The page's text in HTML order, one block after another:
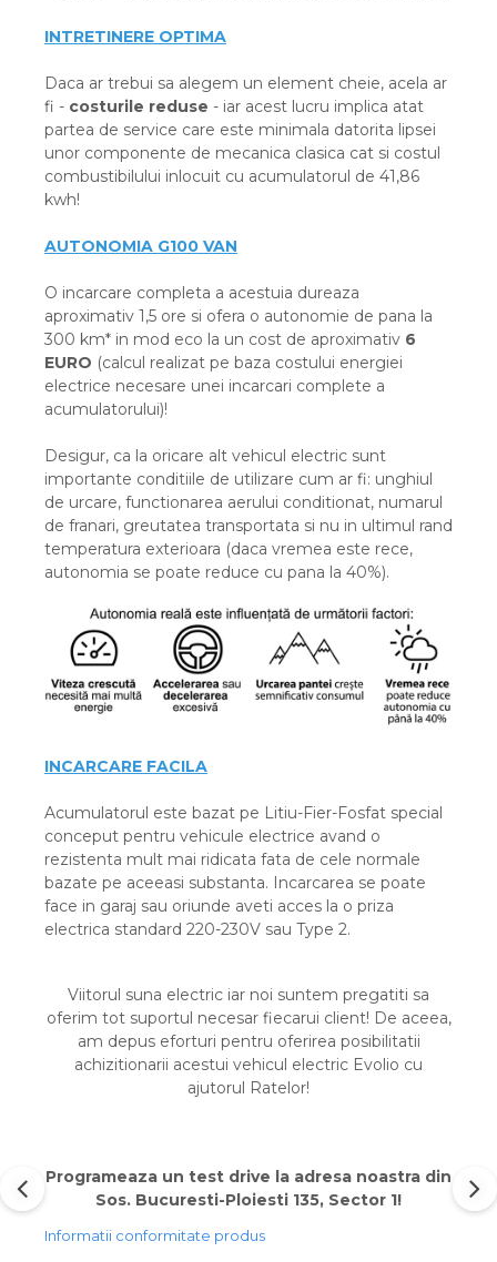
INTRETINERE OPTIMA
Daca ar trebui sa alegem un element cheie, acela ar
fi - costurile reduse - iar acest lucru implica atat
partea de service care este minimala datorita lipsei
unor componente de mecanica clasica cat si costul
combustibilului inlocuit cu acumulatorul de 41,86
kwh!
AUTONOMIA G100 VAN
O incarcare completa a acestuia dureaza
aproximativ 1,5 ore si ofera o autonomie de pana la
300 km* in mod eco la un cost de aproximativ 6
EURO (calcul realizat pe baza costului energiei
electrice necesare unei incarcari complete a
acumulatorului)!
Desigur, ca la oricare alt vehicul electric sunt
importante conditiile de utilizare cum ar fi: unghiul
de urcare, functionarea aerului conditionat, numarul
de franari, greutatea transportata si nu in ultimul rand
temperatura exterioara (daca vremea este rece,
autonomia se poate reduce cu pana la 40%).
INCARCARE FACILA
Acumulatorul este bazat pe Litiu-Fier-Fosfat special
conceput pentru vehicule electrice avand o
rezistenta mult mai ridicata fata de cele normale
bazate pe aceeasi substanta. Incarcarea se poate
face in garaj sau oriunde aveti acces la o priza
electrica standard 220-230V sau Type 2.
Viitorul suna electric iar noi suntem pregatiti sa
oferim tot suportul necesar fiecarui client! De aceea,
am depus eforturi pentru oferirea posibilitatii
achizitionarii acestui vehicul electric Evolio cu
ajutorul Ratelor!
Programeaza un test drive la adresa noastra din
Sos. Bucuresti-Ploiesti 135, Sector 1!
Informatii conformitate produs